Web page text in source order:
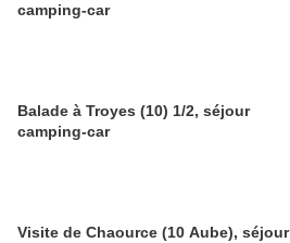
camping-car
Balade à Troyes (10) 1/2, séjour
camping-car
Visite de Chaource (10 Aube), séjour